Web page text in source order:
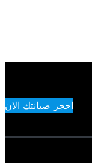
احجز صيانتك الان